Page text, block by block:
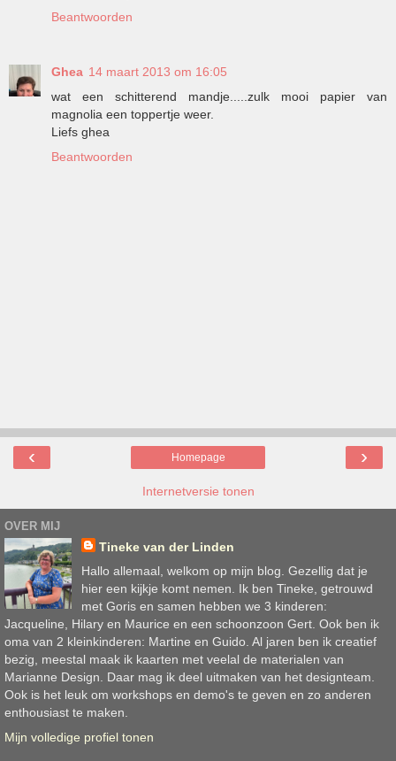
Beantwoorden
Ghea 14 maart 2013 om 16:05
wat een schitterend mandje.....zulk mooi papier van
magnolia een toppertje weer.
Liefs ghea
Beantwoorden
‹ ›
Homepage
Internetversie tonen
OVER MIJ
Tineke van der Linden
Hallo allemaal, welkom op mijn blog. Gezellig dat je
hier een kijkje komt nemen. Ik ben Tineke, getrouwd
met Goris en samen hebben we 3 kinderen:
Jacqueline, Hilary en Maurice en een schoonzoon Gert. Ook ben ik
oma van 2 kleinkinderen: Martine en Guido. Al jaren ben ik creatief
bezig, meestal maak ik kaarten met veelal de materialen van
Marianne Design. Daar mag ik deel uitmaken van het designteam.
Ook is het leuk om workshops en demo's te geven en zo anderen
enthousiast te maken.
Mijn volledige profiel tonen